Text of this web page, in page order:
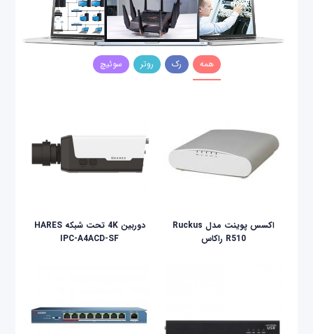
همه رک روتر سوئیچ
اکسس پوینت مدل Ruckus
R510 راکاس
دوربین 4K تحت شبکه HARES
IPC-A4ACD-SF